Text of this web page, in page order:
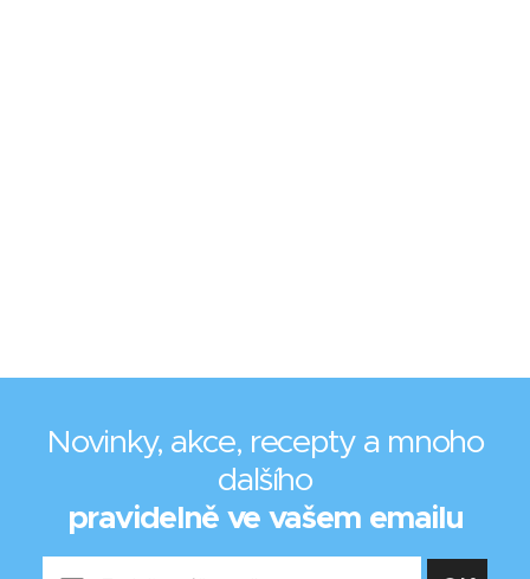
Novinky, akce, recepty a mnoho
dalšího
pravidelně ve vašem emailu